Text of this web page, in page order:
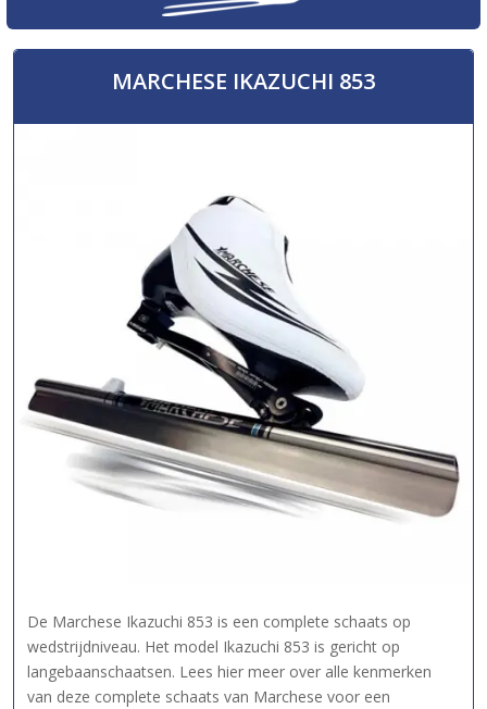
MARCHESE IKAZUCHI 853
De Marchese Ikazuchi 853 is een complete schaats op
wedstrijdniveau. Het model Ikazuchi 853 is gericht op
langebaanschaatsen. Lees hier meer over alle kenmerken
van deze complete schaats van Marchese voor een